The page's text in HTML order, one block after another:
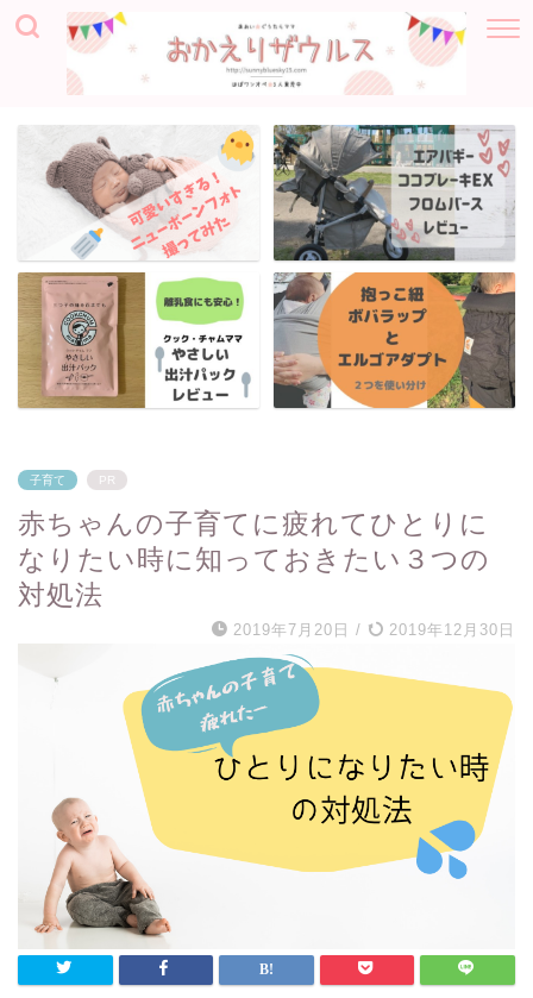
子育て PR
赤ちゃんの子育てに疲れてひとりに
なりたい時に知っておきたい３つの
対処法
2019年7月20日 / 2019年12月30日